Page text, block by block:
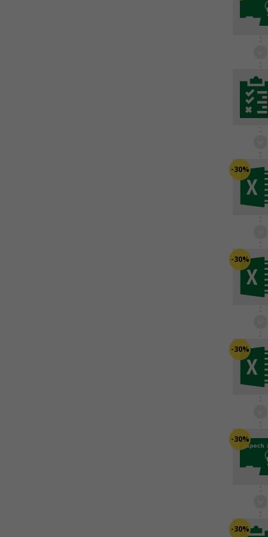
-30%
-30%
-30%
-30%
-30%